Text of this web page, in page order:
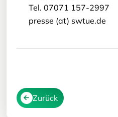
Tel. 07071 157-2997
presse (at) swtue.de
Zurück